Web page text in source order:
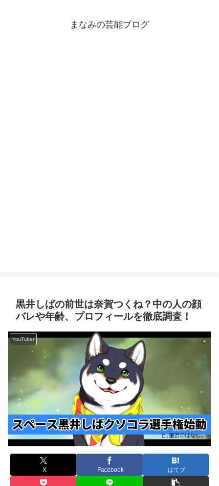
まなみの芸能ブログ
黒井しばの前世は奈賀つくね？中の人の顔
バレや年齢、プロフィールを徹底調査！
YouTuber
X Facebook はてブ